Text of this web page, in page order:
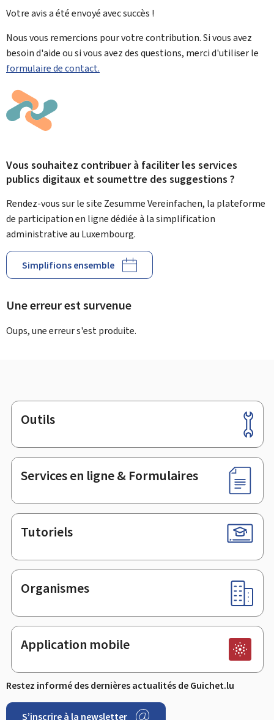
Votre avis a été envoyé avecsuccès !
Nous vous remercions pour votre contribution. Si vous avez
besoin d'aide ou si vous avez des questions, merci d'utiliser le
formulaire de contact.
Vous souhaitez contribuer à faciliter les services
publics digitaux et soumettre des suggestions ?
Rendez-vous sur le site Zesumme Vereinfachen, la plateforme
de participation en ligne dédiée à la simplification
administrative au Luxembourg.
Simplifions ensemble
Une erreur est survenue
Oups, une erreur s'est produite.
Pied
de
page
Outils
Services en ligne & Formulaires
Tutoriels
Organismes
Application mobile
Restez informé des dernières actualités de Guichet.lu
S’inscrire à la newsletter